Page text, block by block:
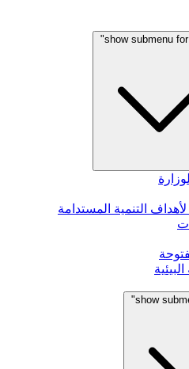
show submenu for
لأهداف التنمية المستدامة
show